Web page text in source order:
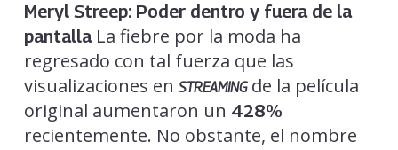
Meryl Streep: Poder dentro y fuera de la
pantallaLa fiebre por la moda ha
regresado con tal fuerza que las
visualizaciones en STREAMINGde la película
original aumentaron un 428%
recientemente. No obstante, el nombre